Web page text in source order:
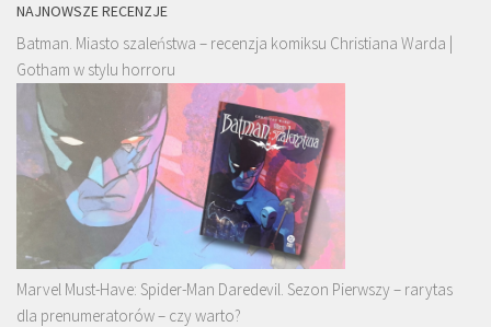
NAJNOWSZE RECENZJE
Batman. Miasto szaleństwa – recenzja komiksu Christiana Warda |
Gotham w stylu horroru
Marvel Must-Have: Spider-Man Daredevil. Sezon Pierwszy – rarytas
dla prenumeratorów – czy warto?